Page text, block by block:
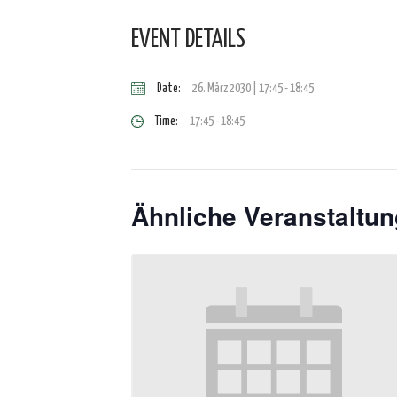
EVENT DETAILS
Date: 26. März 2030 | 17:45-18:45
Time: 17:45 - 18:45
Ähnliche